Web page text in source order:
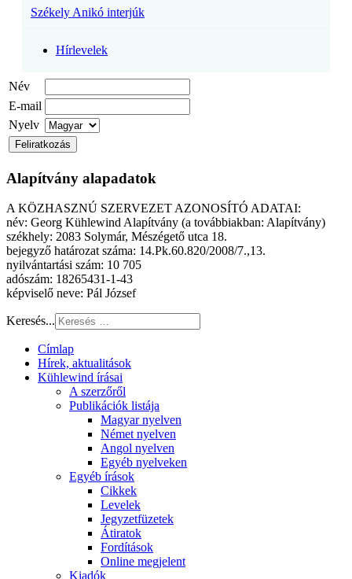
Székely Anikó interjúk
Hírlevelek
Név
E-mail
Nyelv
Alapítvány alapadatok
A KÖZHASZNÚ SZERVEZET AZONOSÍTÓ ADATAI:
név: Georg Kühlewind Alapítvány (a továbbiakban: Alapítvány)
székhely: 2083 Solymár, Mészégető utca 18.
bejegyző határozat száma: 14.Pk.60.820/2008/7.,13.
nyilvántartási szám: 10 705
adószám: 18265431-1-43
képviselő neve: Pál József
Keresés...
Címlap
Hírek, aktualitások
Kühlewind írásai
A szerzőről
Publikációk listája
Magyar nyelven
Német nyelven
Angol nyelven
Egyéb nyelveken
Egyéb írások
Cikkek
Levelek
Jegyzetfüzetek
Átiratok
Fordítások
Online megjelent
Kiadók